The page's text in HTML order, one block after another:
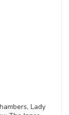
Lady